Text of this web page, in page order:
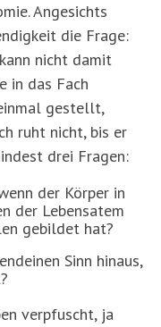
Angesichts
die Frage:
nicht damit
in das Fach
gestellt,
ruht nicht, bis er
drei Fragen:
der Körper in
der Lebensatem
gebildet hat?
Sinn hinaus,
verpfuscht, ja